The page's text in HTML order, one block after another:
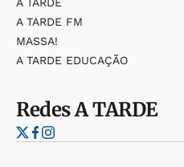
A TARDE FM
MASSA!
A TARDE EDUCAÇÃO
RedesA TARDE